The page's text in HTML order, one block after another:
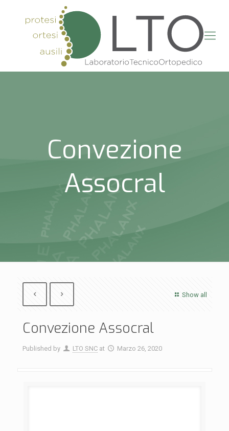
Convezione
Assocral
Show all
Convezione Assocral
Published by LTO SNC at Marzo 26, 2020